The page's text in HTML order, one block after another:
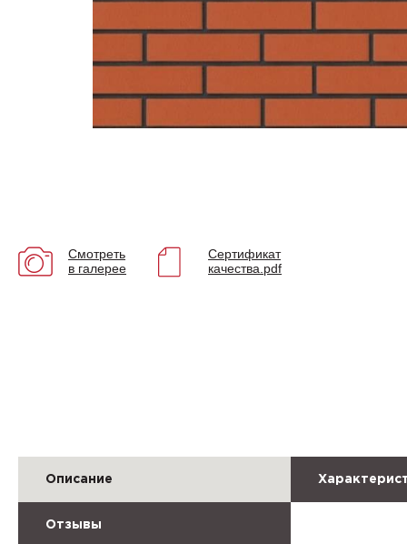
Смотреть
в галерее
Сертификат
качества.pdf
Описание
Отзывы